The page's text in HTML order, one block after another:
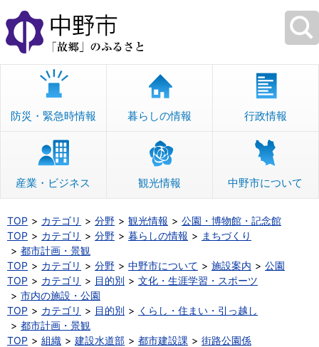
本
文
へ
移
防災・緊急時情報 暮らしの情報 行政情報
産業・ビジネス 観光情報 中野市について
TOP カテゴリ 分野 観光情報
公園・博物館・記念館
TOP
カテゴリ 分野 暮らしの情報
まちづくり
都市計画・景観
TOP
カテゴリ 分野 中野市について 施設案内
公園
TOP
カテゴリ 目的別
文化・生涯学習・スポーツ
市内の施設・公園
TOP
カテゴリ 目的別
くらし・住まい・引っ越し
都市計画・景観
TOP
組織 建設水道部 都市建設課 街路公園係